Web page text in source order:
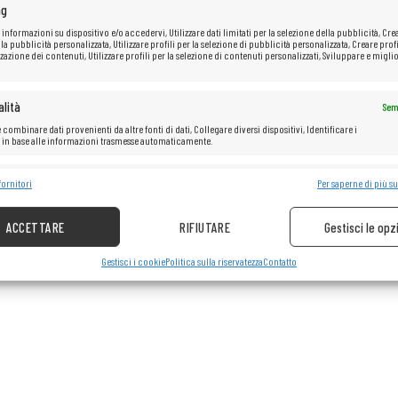
su dispositivo e/o accedervi, Utilizzare dati limitati per la selezione della pubblicità,
pubblicità personalizzata, Utilizzare profili per la selezione di pubblicità personalizzata, Creare
dei contenuti, Utilizzare profili per la selezione di contenuti personalizzati, Sviluppare e
combinare dati provenienti da altre fonti di dati, Collegare diversi dispositivi, Identificare i
base alle informazioni trasmesse automaticamente.
la sicurezza, prevenire e rilevare frodi, correggere errori, Erogare e
fornitori Per saperne di più
ACCETTARE RIFIUTARE Gestisci le
Gestisci i cookiePolitica sulla riservatezzaContatto